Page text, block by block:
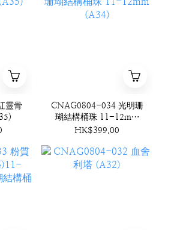
靈骨
CNAG0804-034 光明珊
瑚結構桶珠 11-12mm
(A34)
HK$399.00